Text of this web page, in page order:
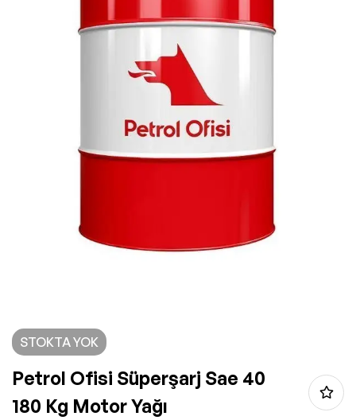
STOKTA YOK
Petrol Ofisi Süperşarj Sae 40
180 Kg Motor Yağı